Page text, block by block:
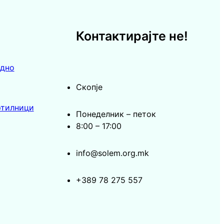
Контактирајте не!
Скопје
Понеделник – петок
8:00 – 17:00
info@solem.org.mk
+389 78 275 557